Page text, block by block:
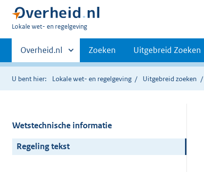
U
hier:
Lokale wet- en regelgeving
Primaire
navigatie
Andere
sites
binnen
Overheid.nl Zoeken Uitgebreid Zoeken
U bent hier: Lokale wet- en regelgeving Uitgebreid zoeken
Wetstechnische informatie
Regeling tekst